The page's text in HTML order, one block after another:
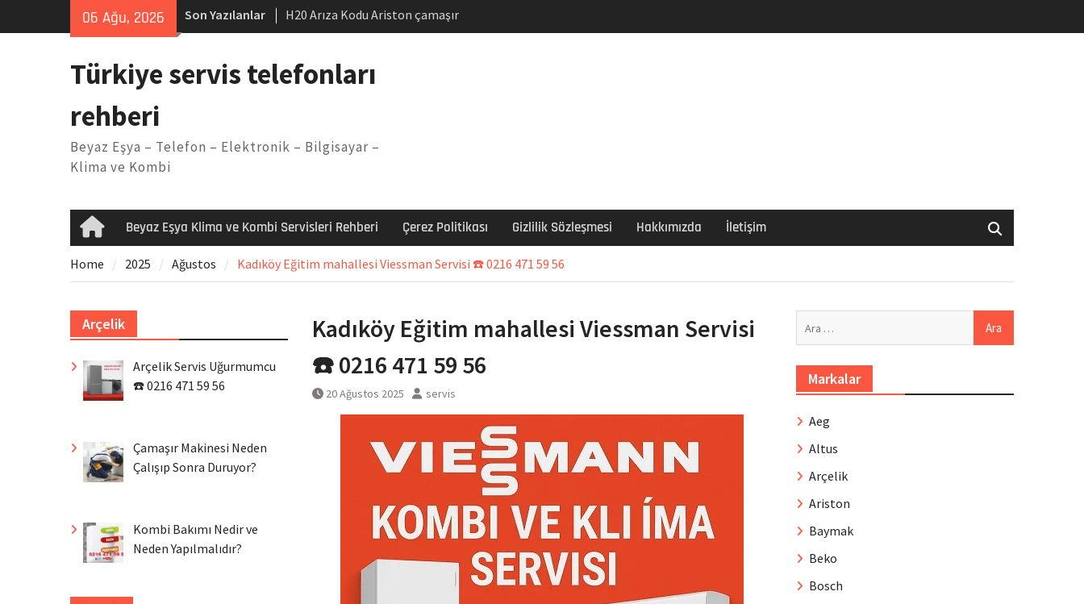
06 Ağu, 2026 Son Yazılanlar
H20 Arıza Kodu Ariston çamaşır
makinesi Sorunu
Arçelik buzdolabı F5 Hatası Çözüm
Ferroli klima E3 Arızası Çözümü
Türkiye servis telefonları
rehberi
Beyaz Eşya – Telefon – Elektronik – Bilgisayar –
Klima ve Kombi
HomeBeyaz Eşya Klima ve Kombi Servisleri Rehberi Çerez Politikası Gizlilik Sözleşmesi Hakkımızda İletişim
Home 2025 Ağustos Kadıköy Eğitim mahallesi Viessman Servisi ☎️ 0216 471 59 56
Kadıköy Eğitim mahallesi Viessman Servisi
☎️ 0216 471 59 56
20 Ağustos 2025 servis
Markalar
Aeg
Altus
Arçelik
Ariston
Baymak
Beko
Bosch
Arçelik
Arçelik Servis Uğurmumcu
☎️ 0216 471 59 56
Çamaşır Makinesi Neden
Çalışıp Sonra Duruyor?
Kombi Bakımı Nedir ve
Neden Yapılmalıdır?